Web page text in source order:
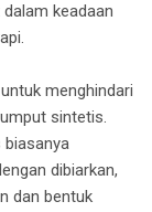
keadaan
menghindari
sintetis.
biasanya
dibiarkan,
dan bentuk